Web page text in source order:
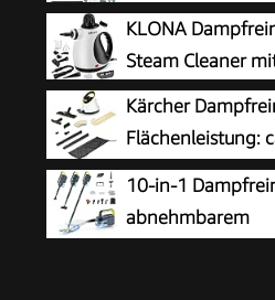
Wassertank, 120
Aufheizzeit, Tragbar mit 10
Dampfreinigung für Boden,
Polstermöbel,Fenster,Auto
KLONA
Steam Cleaner
Kärcher
Flächenleistung:
Dampfdruck:
6,5 min., Heizleistung:
Bodenreinigungsset
10-in-1
abnehmbarem